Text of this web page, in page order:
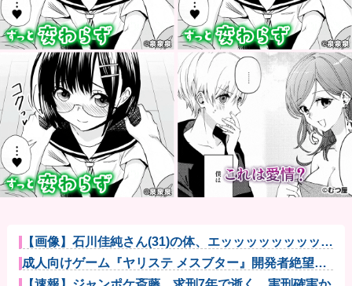
【画像】石川佳純さん(31)の体、エッッッッッッッッッ
ッッッ...
成人向けゲーム『ヤリステ メスブター』開発者絶望、
銀行がst...